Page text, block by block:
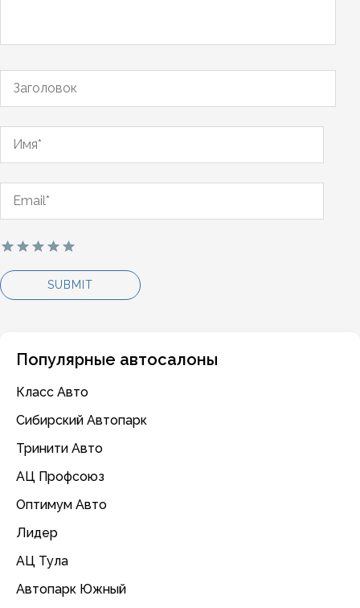
Популярные автосалоны
Класс Авто
Сибирский Автопарк
Тринити Авто
АЦ Профсоюз
Оптимум Авто
Лидер
АЦ Тула
Автопарк Южный